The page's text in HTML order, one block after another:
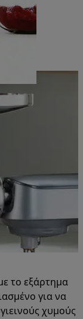
το εξάρτημα
για να
χυμούς